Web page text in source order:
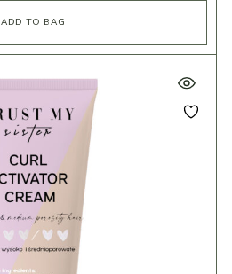
ADD TO BAG